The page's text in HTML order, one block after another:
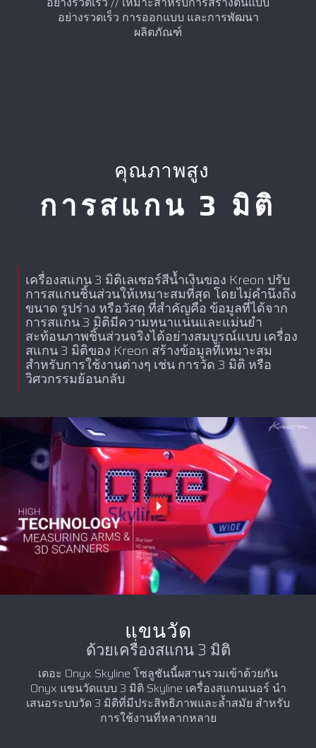
อย่างรวดเร็ว การออกแบบ และการพัฒนา
ผลิตภัณฑ์
คุณภาพสูง
การสแกน 3 มิติ
เครื่องสแกน 3 มิติเลเซอร์สีน้ำเงินของ Kreon ปรับ
การสแกนชิ้นส่วนให้เหมาะสมที่สุด โดยไม่คำนึงถึง
ขนาด รูปร่าง หรือวัสดุ ที่สำคัญคือ ข้อมูลที่ได้จาก
การสแกน 3 มิติมีความหนาแน่นและแม่นยำ
สะท้อนภาพชิ้นส่วนจริงได้อย่างสมบูรณ์แบบ เครื่อง
สแกน 3 มิติของ Kreon สร้างข้อมูลที่เหมาะสม
สำหรับการใช้งานต่างๆ เช่น การวัด 3 มิติ หรือ
วิศวกรรมย้อนกลับ
แขนวัด
ด้วยเครื่องสแกน 3 มิติ
เดอะ Onyx Skyline โซลูชันนี้ผสานรวมเข้าด้วยกัน
Onyx แขนวัดแบบ 3 มิติ Skyline เครื่องสแกนเนอร์ นำ
เสนอระบบวัด 3 มิติที่มีประสิทธิภาพและล้ำสมัย สำหรับ
การใช้งานที่หลากหลาย